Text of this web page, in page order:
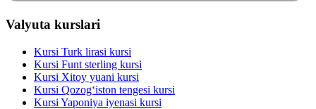
Valyuta kurslari
Kursi Turk lirasi kursi
Kursi Funt sterling kursi
Kursi Xitoy yuani kursi
Kursi Qozog‘iston tengesi kursi
Kursi Yaponiya iyenasi kursi